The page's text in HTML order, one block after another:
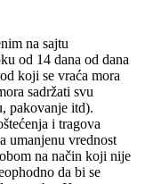
na sajtu
od 14 dana od dana
koji se vraća mora
sadržati svu
pakovanje itd).
i tragova
umanjenu vrednost
na način koji nije
da bi se